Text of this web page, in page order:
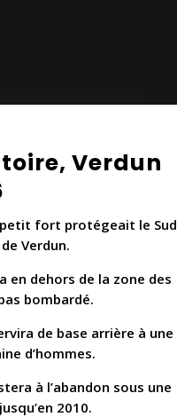
Verdun
fort protégeait le Sud
Verdun.
en dehors de la zone des
bombardé.
de base arrière à une
d’hommes.
à l’abandon sous une
2010.